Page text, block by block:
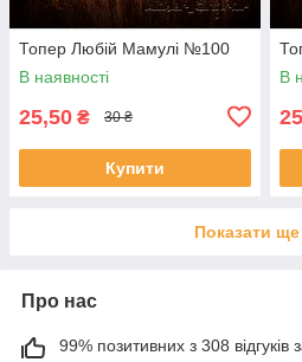
Топер Любій Мамулі №100
В наявності
25,50 ₴ 30 ₴
Купити
В
Показати ще
Про нас
99% позитивних з 308 відгуків